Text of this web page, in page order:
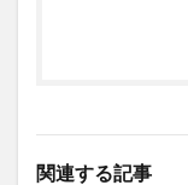
関連する記事